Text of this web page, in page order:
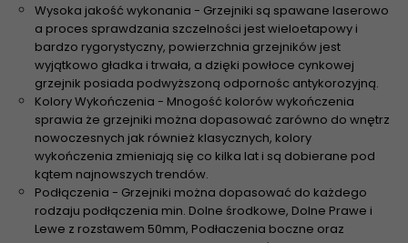
Wysoka jakość wykonania - Grzejniki są spawane laserowo
a proces sprawdzania szczelności jest wieloetapowy i
bardzo rygorystyczny, powierzchnia grzejników jest
wyjątkowo gładka i trwała, a dzięki powłoce cynkowej
grzejnik posiada podwyższoną odpornośc antykorozyjną.
Kolory Wykończenia - Mnogość kolorów wykończenia
sprawia że grzejniki można dopasować zarówno do wnętrz
nowoczesnych jak również klasycznych, kolory
wykończenia zmieniają się co kilka lat i są dobierane pod
kątem najnowszych trendów.
Podłączenia - Grzejniki można dopasować do każdego
rodzaju podłączenia min. Dolne środkowe, Dolne Prawe i
Lewe z rozstawem 50mm, Podłaczenia boczne oraz